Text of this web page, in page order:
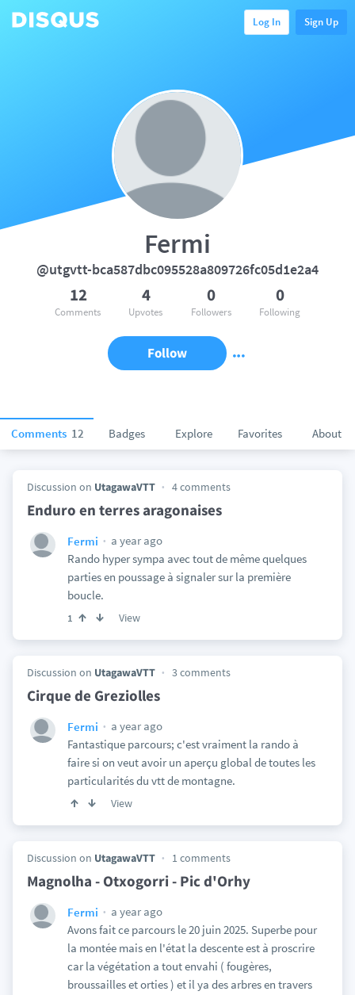
Log In Sign Up
Comments 12 Badges Explore Favorites About
Fermi
@utgvtt-bca587dbc095528a809726fc05d1e2a4
12
Comments
4
Upvotes
0
Followers
0
Following
Follow
Discussion on UtagawaVTT 4 comments
Enduro en terres aragonaises
Fermi
a year ago
Rando hyper sympa avec tout de même quelques
parties en poussage à signaler sur la première
boucle.
1 View
Discussion on UtagawaVTT 3 comments
Cirque de Greziolles
Fermi
a year ago
Fantastique parcours; c'est vraiment la rando à
faire si on veut avoir un aperçu global de toutes les
particularités du vtt de montagne.
View
Discussion on UtagawaVTT 1 comments
Magnolha - Otxogorri - Pic d'Orhy
Fermi
a year ago
Avons fait ce parcours le 20 juin 2025. Superbe pour
la montée mais en l'état la descente est à proscrire
car la végétation a tout envahi ( fougères,
broussailles et orties ) et il ya des arbres en travers